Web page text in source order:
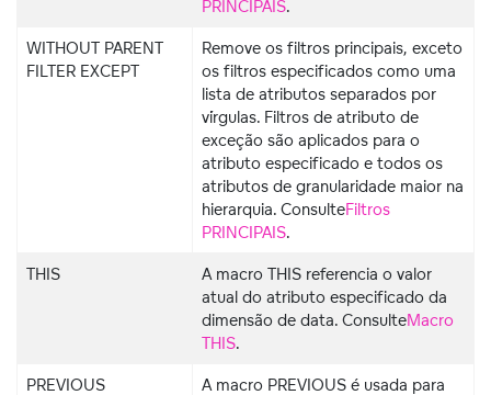
PRINCIPAIS.
WITHOUT PARENT
FILTER EXCEPT
Remove os filtros principais, exceto
os filtros especificados como uma
lista de atributos separados por
vírgulas. Filtros de atributo de
exceção são aplicados para o
atributo especificado e todos os
atributos de granularidade maior na
hierarquia. ConsulteFiltros
PRINCIPAIS.
THIS
A macro THIS referencia o valor
atual do atributo especificado da
dimensão de data. ConsulteMacro
THIS.
PREVIOUS
A macro PREVIOUS é usada para